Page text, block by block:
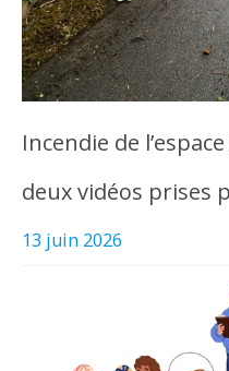
Incendie de
deux vidéos prises
13 juin 2026